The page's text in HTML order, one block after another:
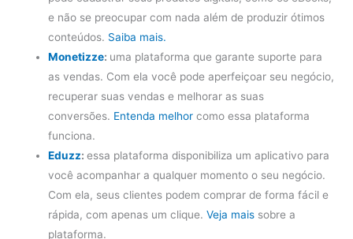
e não se preocupar com nada além de produzir ótimos
conteúdos. Saiba mais.
Monetizze: uma plataforma que garante suporte para
as vendas. Com ela você pode aperfeiçoar seu negócio,
recuperar suas vendas e melhorar as suas
conversões. Entenda melhor como essa plataforma
funciona.
Eduzz:essa plataforma disponibiliza um aplicativo para
você acompanhar a qualquer momento o seu negócio.
Com ela, seus clientes podem comprar de forma fácil e
rápida, com apenas um clique.Veja mais sobre a
plataforma.